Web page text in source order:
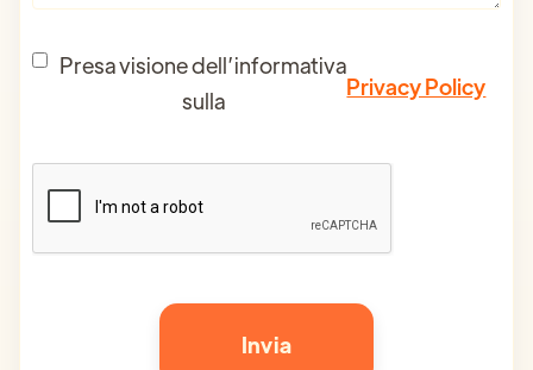
Presa visione dell’informativa
sulla
Privacy Policy